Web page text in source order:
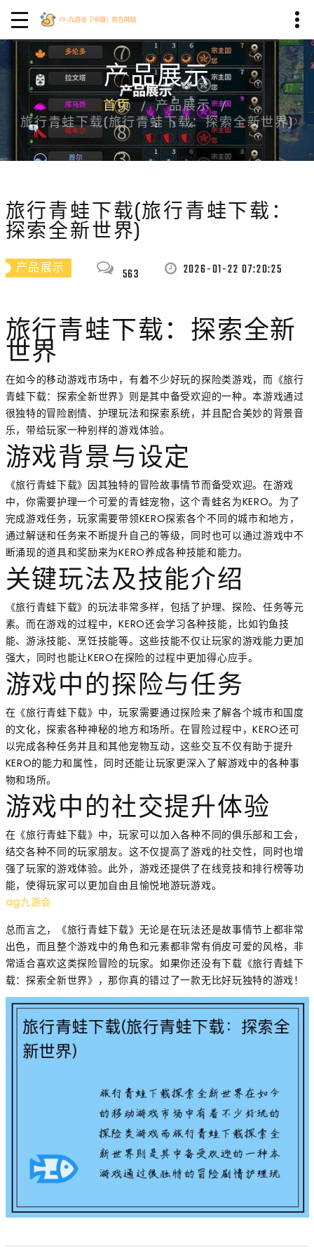
产品展示
首页
产品展示
旅行青蛙下载(旅行青蛙下载：探索全新世界)
旅行青蛙下载(旅行青蛙下载：
探索全新世界)
产品展示 563 2026-01-22 07:20:25
旅行青蛙下载：探索全新
世界
在如今的移动游戏市场中，有着不少好玩的探险类游戏，而《旅行
青蛙下载：探索全新世界》则是其中备受欢迎的一种。本游戏通过
很独特的冒险剧情、护理玩法和探索系统，并且配合美妙的背景音
乐，带给玩家一种别样的游戏体验。
游戏背景与设定
《旅行青蛙下载》因其独特的冒险故事情节而备受欢迎。在游戏
中，你需要护理一个可爱的青蛙宠物，这个青蛙名为KERO。为了
完成游戏任务，玩家需要带领KERO探索各个不同的城市和地方，
通过解谜和任务来不断提升自己的等级，同时也可以通过游戏中不
断涌现的道具和奖励来为KERO养成各种技能和能力。
关键玩法及技能介绍
《旅行青蛙下载》的玩法非常多样，包括了护理、探险、任务等元
素。而在游戏的过程中，KERO还会学习各种技能，比如钓鱼技
能、游泳技能、烹饪技能等。这些技能不仅让玩家的游戏能力更加
强大，同时也能让KERO在探险的过程中更加得心应手。
游戏中的探险与任务
在《旅行青蛙下载》中，玩家需要通过探险来了解各个城市和国度
的文化，探索各种神秘的地方和场所。在冒险过程中，KERO还可
以完成各种任务并且和其他宠物互动，这些交互不仅有助于提升
KERO的能力和属性，同时还能让玩家更深入了解游戏中的各种事
物和场所。
游戏中的社交提升体验
在《旅行青蛙下载》中，玩家可以加入各种不同的俱乐部和工会，
结交各种不同的玩家朋友。这不仅提高了游戏的社交性，同时也增
强了玩家的游戏体验。此外，游戏还提供了在线竞技和排行榜等功
能，使得玩家可以更加自由且愉悦地游玩游戏。
ag九游会
总而言之，《旅行青蛙下载》无论是在玩法还是故事情节上都非常
出色，而且整个游戏中的角色和元素都非常有俏皮可爱的风格，非
常适合喜欢这类探险冒险的玩家。如果你还没有下载《旅行青蛙下
载：探索全新世界》，那你真的错过了一款无比好玩独特的游戏！